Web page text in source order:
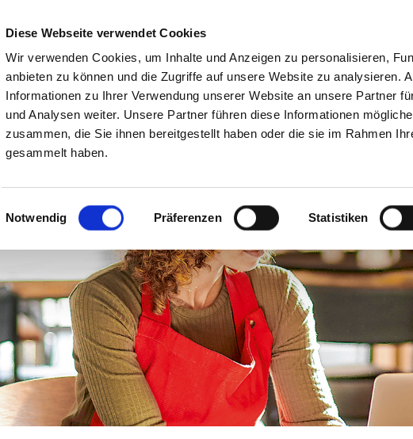
Diese Webseite verwendet Cookies
Wir verwenden Cookies, um Inhalte und Anzeigen zu personalisieren,
anbieten zu können und die Zugriffe auf unsere Website zu analysieren.
Informationen zu Ihrer Verwendung unserer Website an unsere Partner
und Analysen weiter. Unsere Partner führen diese Informationen
zusammen, die Sie ihnen bereitgestellt haben oder die sie im Rahmen
gesammelt haben.
Einwilligungsauswahl
Notwendig Präferenzen Statistiken
DEHOGA MITMACHEN INFORMIEREN